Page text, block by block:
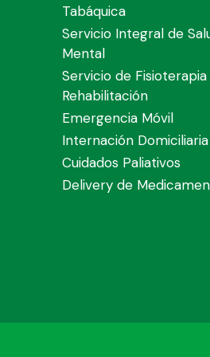
Tabáquica
Servicio Integral de
Mental
Servicio de Fisioterapia
Rehabilitación
Emergencia Móvil
Internación Domiciliaria
Cuidados Paliativos
Delivery de